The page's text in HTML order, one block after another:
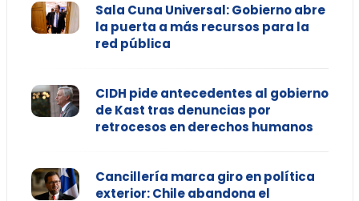
Sala Cuna Universal: Gobierno abre
la puerta a más recursos para la
red pública
CIDH pide antecedentes al gobierno
de Kast tras denuncias por
retrocesos en derechos humanos
Cancillería marca giro en política
exterior: Chile abandona el